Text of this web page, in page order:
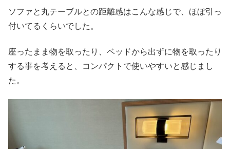
ソファと丸テーブルとの距離感はこんな感じで、ほぼ引っ
付いてるくらいでした。
座ったまま物を取ったり、ベッドから出ずに物を取ったり
する事を考えると、コンパクトで使いやすいと感じまし
た。